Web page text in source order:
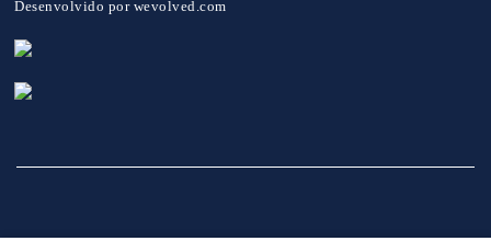
Desenvolvido por wevolved.com